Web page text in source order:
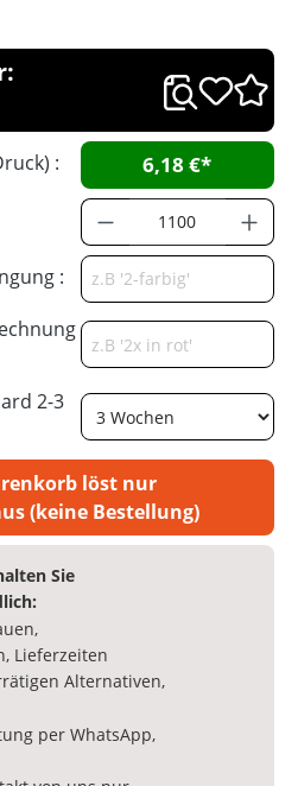
: 6,18 €*
:
2-3
löst nur
(keine Bestellung)
Sie
Lieferzeiten
Alternativen,
per WhatsApp,